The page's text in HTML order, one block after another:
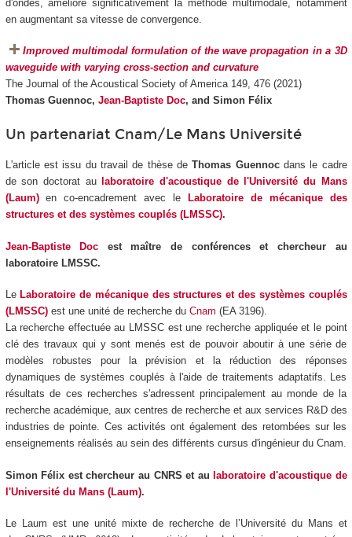
d'ondes, améliore significativement la méthode multimodale, notamment
en augmentant sa vitesse de convergence.
Improved multimodal formulation of the wave propagation in a 3D
waveguide with varying cross-section and curvature
The Journal of the Acoustical Society of America 149, 476 (2021)
Thomas Guennoc, Jean-Baptiste Doc, and Simon Félix
Un partenariat Cnam/Le Mans Université
L'article est issu du travail de thèse deThomas Guennocdans le cadre
de son doctorat au
laboratoire d'acoustique de l'Université du Mans
(Laum)en co-encadrement avec le
Laboratoire de mécanique des
structures et des systèmes couplés (LMSSC).
Jean-Baptiste Doc est maître de conférences et chercheur au
laboratoire LMSSC.
Le Laboratoire de mécanique des structures et des systèmes couplés
(LMSSC)est une unité de recherche du Cnam (EA 3196).
La recherche effectuée au LMSSC est une recherche appliquée et le point
clé des travaux qui y sont menés est de pouvoir aboutir à une série de
modèles robustes pour la prévision et la réduction des réponses
dynamiques de systèmes couplés à l'aide de traitements adaptatifs. Les
résultats de ces recherches s'adressent principalement au monde de la
recherche académique, aux centres de recherche et aux services R&D des
industries de pointe. Ces activités ont également des retombées sur les
enseignements réalisés au sein des différents cursus d'ingénieur du Cnam.
Simon Félix est chercheur au CNRS et aulaboratoire d'acoustique de
l'Université du Mans (Laum).
Le Laum est une unité mixte de recherche de l’Université du Mans et